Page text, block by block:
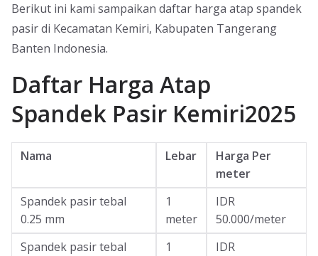
Berikut ini kami sampaikan daftar harga atap spandek
pasir di Kecamatan Kemiri, Kabupaten Tangerang
Banten Indonesia.
Daftar Harga Atap
Spandek Pasir Kemiri2025
Nama Lebar
Harga Per
meter
Spandek pasir tebal
0.25 mm
1
meter
IDR
50.000/meter
Spandek pasir tebal
1
IDR